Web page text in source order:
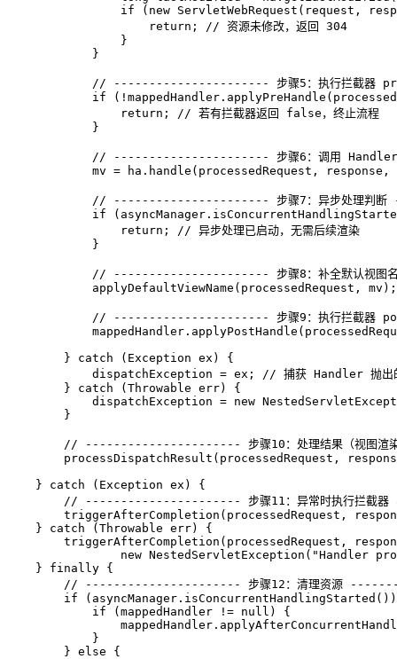
if ( new ServletWebRequest (request,
return ;
// 资源未修改，返回 304
                }
            }
// ---------------------- 步骤5：执行拦截器
if
return ;
// 若有拦截器返回 false，终止流程
            }
// ---------------------- 步骤6：调用
mv = ha.handle(processedRequest, response,
// ---------------------- 步骤7：异步处理
if
return ;
// 异步处理已启动，无需后续渲染
            }
// ---------------------- 步骤8：补全默认
            applyDefaultViewName(processedRequest, mv);
// ---------------------- 步骤9：执行拦截器
        }
catch (Exception ex) {
            dispatchException = ex;
// 捕获 Handler 抛出
        }
catch (Throwable err) {
            dispatchException =
new
        }
// ---------------------- 步骤10：处理结果（视图
processDispatchResult(processedRequest,
    }
catch (Exception ex) {
// ---------------------- 步骤11：异常时执行拦
triggerAfterCompletion(processedRequest,
    }
catch (Throwable err) {
triggerAfterCompletion(processedRequest,
new NestedServletException ( "Handler
    }
finally {
// ---------------------- 步骤12：清理资源
if
if (mappedHandler != null ) {
            }
        }
else {